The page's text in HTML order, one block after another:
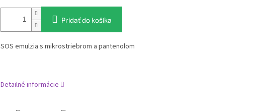
Pridať do košíka
SOS emulzia s mikrostriebrom a pantenolom
Detailné informácie